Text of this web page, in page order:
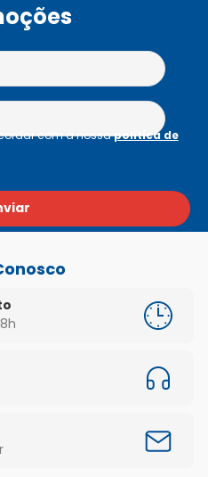
com a nossapolítica de